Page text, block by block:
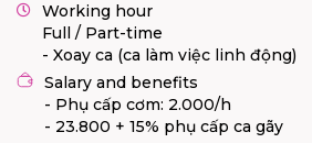
Working hour
Full / Part-time
- Xoay ca (ca làm việc linh động)
Salary and benefits
- Phụ cấp cơm: 2.000/h
- 23.800 + 15% phụ cấp ca gãy